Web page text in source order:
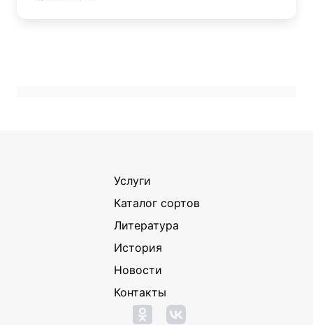
Услуги
Каталог сортов
Литература
История
Новости
Контакты